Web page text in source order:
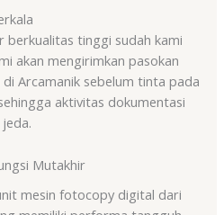
tinggi sudah kami
akan mengirimkan pasokan
Arcamanik sebelum tinta pada
aktivitas dokumentasi
Mutakhir
mesin fotocopy digital dari